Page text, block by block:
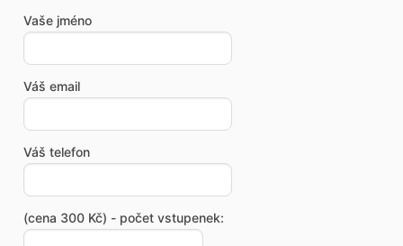
Vaše jméno
Váš email
Váš telefon
(cena 300 Kč) - počet vstupenek: